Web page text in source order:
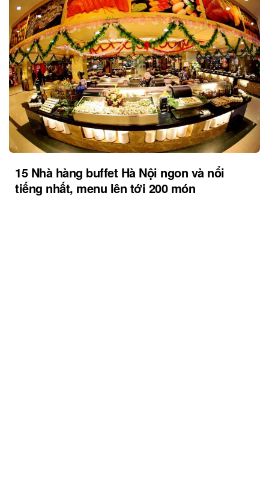
15 Nhà hàng buffet Hà Nội ngon và nổi
tiếng nhất, menu lên tới 200 món